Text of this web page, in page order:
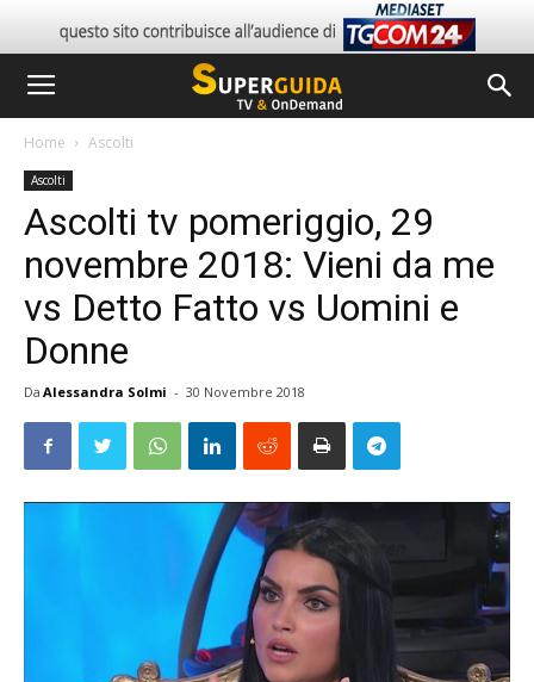
Home Ascolti
Ascolti
Ascolti tv pomeriggio, 29
novembre 2018: Vieni da me
vs Detto Fatto vs Uomini e
Donne
Da Alessandra Solmi - 30 Novembre 2018